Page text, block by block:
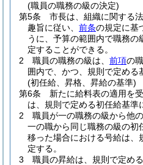
(職員の職務の級の決定)
第5条
市長は、組織に関する
趣旨に従い、 前条の規定に基
うに、予算の範囲内で職務
定することができる。
2
職員の職務の級は、 前項の
囲内で、かつ、規則で定める
(初任給、昇格、昇給の基準)
第6条
新たに給料表の適用を
は、規則で定める初任給基準
2
職員が一の職務の級から他
一の職から同じ職務の級の初
移った場合における号給は、
定する。
3
職員の昇給は、規則で定め